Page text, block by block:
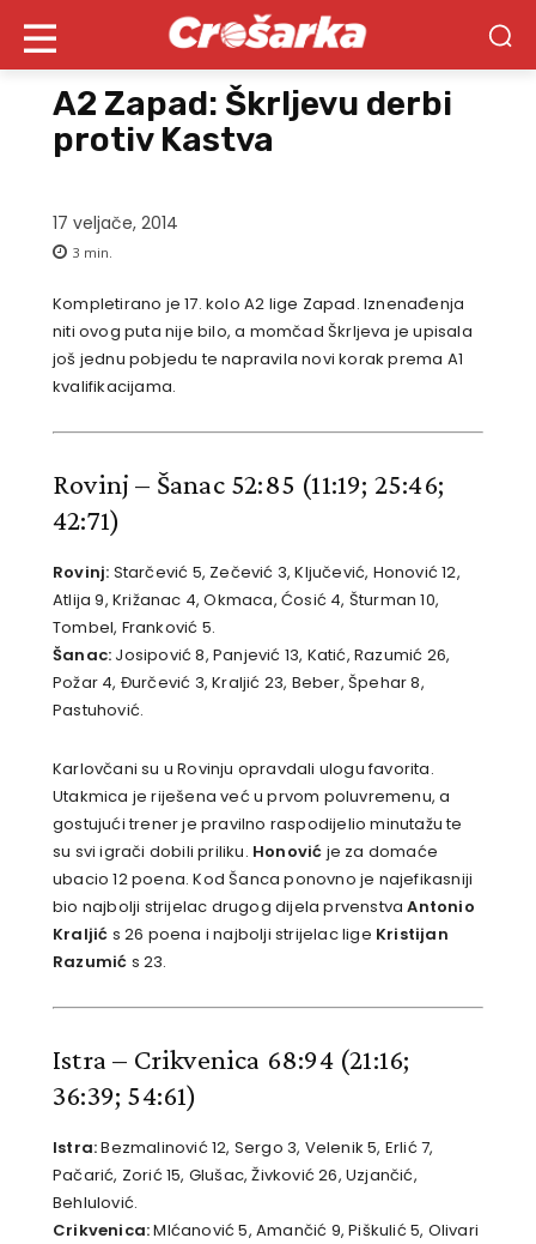
A2 Zapad: Škrljevu derbi
protiv Kastva
17 veljače, 2014
3 min.
Kompletirano je 17. kolo A2 lige Zapad. Iznenađenja
niti ovog puta nije bilo, a momčad Škrljeva je upisala
još jednu pobjedu te napravila novi korak prema A1
kvalifikacijama.
Rovinj – Šanac 52:85 (11:19; 25:46;
42:71)
Rovinj: Starčević 5, Zečević 3, Ključević, Honović 12,
Atlija 9, Križanac 4, Okmaca, Ćosić 4, Šturman 10,
Tombel, Franković 5.
Šanac: Josipović 8, Panjević 13, Katić, Razumić 26,
Požar 4, Đurčević 3, Kraljić 23, Beber, Špehar 8,
Pastuhović.
Karlovčani su u Rovinju opravdali ulogu favorita.
Utakmica je riješena već u prvom poluvremenu, a
gostujući trener je pravilno raspodijelio minutažu te
su svi igrači dobili priliku. Honović je za domaće
ubacio 12 poena. Kod Šanca ponovno je najefikasniji
bio najbolji strijelac drugog dijela prvenstvaAntonio
Kraljić s 26 poena i najbolji strijelac lige Kristijan
Razumić s 23.
Istra – Crikvenica 68:94 (21:16;
36:39; 54:61)
Istra:Bezmalinović 12, Sergo 3, Velenik 5, Erlić 7,
Pačarić, Zorić 15, Glušac, Živković 26, Uzjančić,
Behlulović.
Crikvenica:MIćanović 5, Amančić 9, Piškulić 5, Olivari